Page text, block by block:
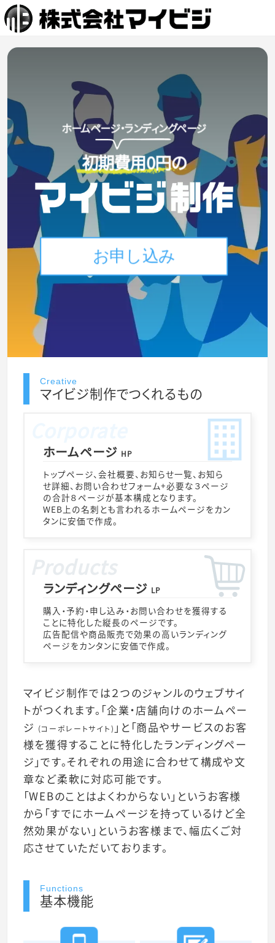
ホームページ・ランディングページ
初期費用0円の
お申し込み
Creative
マイビジ制作でつくれるもの
ホームページ HP
トップページ、会社概要、お知らせ一覧、お知ら
せ詳細、お問い合わせフォーム+必要な３ページ
の合計８ページが基本構成となります。
WEB上の名刺とも言われるホームページをカン
タンに安価で作成。
ランディングページ LP
購入・予約・申し込み・お問い合わせを獲得する
ことに特化した縦長のページです。
広告配信や商品販売で効果の高いランディング
ページをカンタンに安価で作成。
マイビジ制作では２つのジャンルのウェブサイ
トがつくれます。「企業・店舗向けのホームペー
ジ (コーポレートサイト) 」と「商品やサービスのお客
様を獲得することに特化したランディングペー
ジ」です。それぞれの用途に合わせて構成や文
章など柔軟に対応可能です。
「WEBのことはよくわからない」というお客様
から「すでにホームページを持っているけど全
然効果がない」というお客様まで、幅広くご対
応させていただいております。
Functions
基本機能